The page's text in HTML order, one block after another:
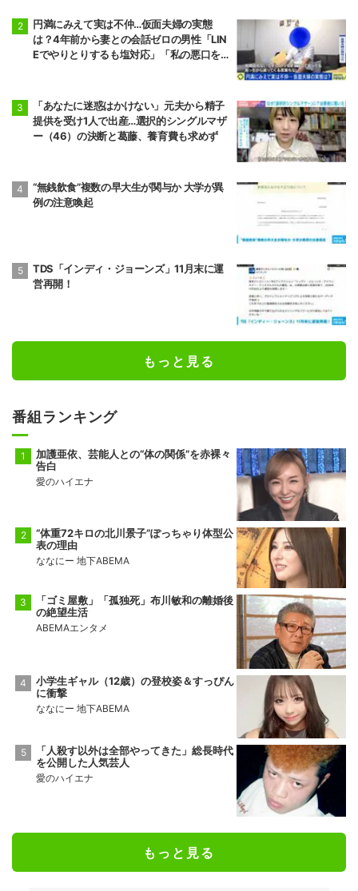
円満にみえて実は不仲…仮面夫婦の実態
は？4年前から妻との会話ゼロの男性「LIN
Eでやりとりするも塩対応」「私の悪口を
「あなたに迷惑はかけない」元夫から精子
提供を受け1人で出産…選択的シングルマザ
ー（46）の決断と葛藤、養育費も求めず
“無銭飲食”複数の早大生が関与か 大学が異
例の注意喚起
TDS「インディ・ジョーンズ」11月末に運
営再開！
もっと見る
番組ランキング
加護亜依、芸能人との“体の関係”を赤裸々
告白
愛のハイエナ
“体重72キロの北川景子”ぽっちゃり体型公
表の理由
ななにー 地下ABEMA
「ゴミ屋敷」「孤独死」布川敏和の離婚後
の絶望生活
ABEMAエンタメ
小学生ギャル（12歳）の登校姿＆すっぴん
に衝撃
ななにー 地下ABEMA
「人殺す以外は全部やってきた」総長時代
を公開した人気芸人
愛のハイエナ
もっと見る